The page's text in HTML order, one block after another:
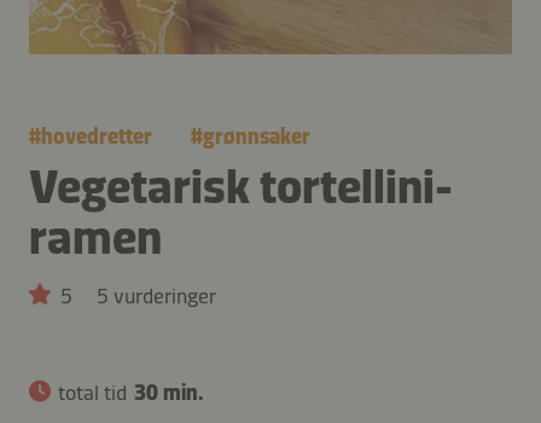
#hovedretter #grønnsaker
Vegetarisk tortellini-
ramen
5 5 vurderinger
total tid 30 min.